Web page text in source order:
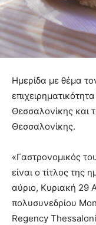
Ημερίδα με θέμα
Θεσσαλονίκης και
Θεσσαλονίκης.
«Γαστρονομικός
είναι ο τίτλος της
αύριο, Κυριακή 29
πολυσυνεδρίου
Regency